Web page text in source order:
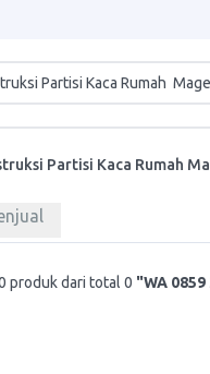
Partisi Kaca Rumah
produk dari total 0 "WA